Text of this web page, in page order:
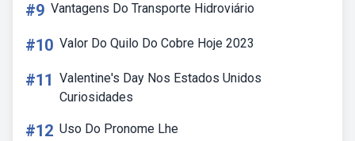
#9 Vantagens Do Transporte Hidroviário
#10 Valor Do Quilo Do Cobre Hoje 2023
#11 Valentine's Day Nos Estados Unidos
Curiosidades
#12 Uso Do Pronome Lhe